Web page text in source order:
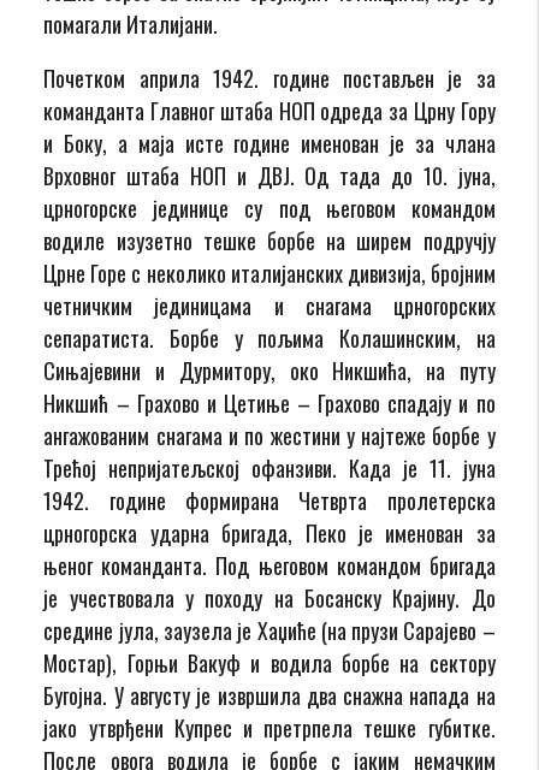
помагали Италијани.
Почетком априла 1942. године постављен је за
команданта Главног штаба НОП одреда за Црну Гору
и Боку, а маја исте године именован је за члана
Врховног штаба НОП и ДВЈ. Од тада до 10. јуна,
црногорске јединице су под његовом командом
водиле изузетно тешке борбе на ширем подручју
Црне Горе с неколико италијанских дивизија, бројним
четничким јединицама и снагама црногорских
сепаратиста. Борбе у пољима Колашинским, на
Сињајевини и Дурмитору, око Никшића, на путу
Никшић – Грахово и Цетиње – Грахово спадају и по
ангажованим снагама и по жестини у најтеже борбе у
Трећој непријатељској офанзиви. Када је 11. јуна
1942. године формирана Четврта пролетерска
црногорска ударна бригада, Пеко је именован за
њеног команданта. Под његовом командом бригада
је учествовала у походу на Босанску Крајину. До
средине јула, заузела је Хаџиће (на прузи Сарајево –
Мостар), Горњи Вакуф и водила борбе на сектору
Бугојна. У августу је извршила два снажна напада на
јако утврђени Купрес и претрпела тешке губитке.
После овога водила је борбе с јаким немачким